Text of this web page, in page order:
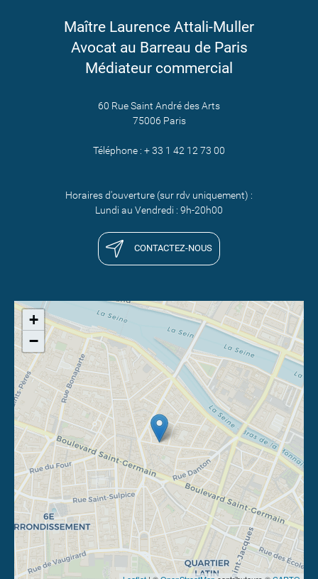
Maître Laurence Attali-Muller
Avocat au Barreau de Paris
Médiateur commercial
60 Rue Saint André des Arts
75006 Paris
Téléphone : + 33 1 42 12 73 00
Horaires d'ouverture (sur rdv uniquement) :
Lundi au Vendredi : 9h-20h00
CONTACTEZ-NOUS
+
−